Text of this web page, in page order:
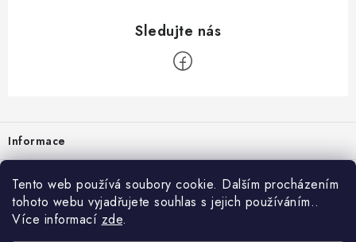
Tento web používá soubory cookie. Dalším procházením
tohoto webu vyjadřujete souhlas s jejich používáním..
Více informací zde.
Informace
Prodejna
Rady a tipy